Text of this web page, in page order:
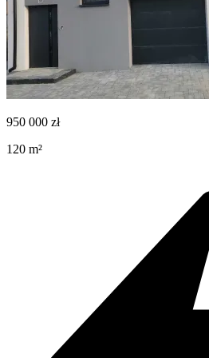
950 000 zł
120 m²